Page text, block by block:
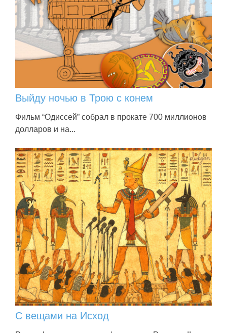
Выйду ночью в Трою с конем
Фильм “Одиссей” собрал в прокате 700 миллионов
долларов и на...
С вещами на Исход